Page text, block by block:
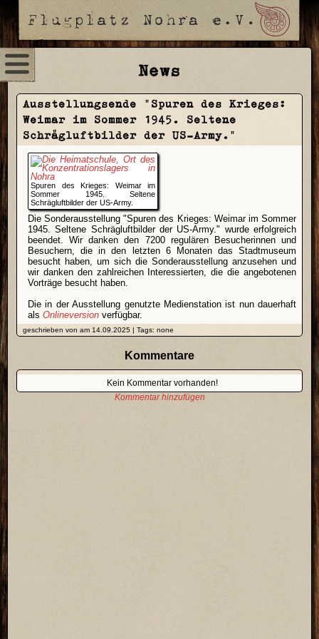
News
Ausstellungsende "Spuren des Krieges:
Weimar im Sommer 1945. Seltene
Schrägluftbilder der US-Army."
Spuren des Krieges: Weimar im
Sommer 1945. Seltene
Schrägluftbilder der US-Army.
Die Sonderausstellung "Spuren des Krieges: Weimar im Sommer
1945. Seltene Schrägluftbilder der US-Army." wurde erfolgreich
beendet. Wir danken den 7200 regulären Besucherinnen und
Besuchern, die in den letzten 6 Monaten das Stadtmuseum
besucht haben, um sich die Sonderausstellung anzusehen und
wir danken den zahlreichen Interessierten, die die angebotenen
Vorträge besucht haben.
Die in der Ausstellung genutzte Medienstation ist nun dauerhaft
als Onlineversion verfügbar.
geschrieben von am 14.09.2025 | Tags: none
Kommentare
Kein Kommentar vorhanden!
Kommentar hinzufügen